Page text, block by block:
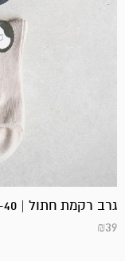
גרב רקמת חתול | 36-40
₪39